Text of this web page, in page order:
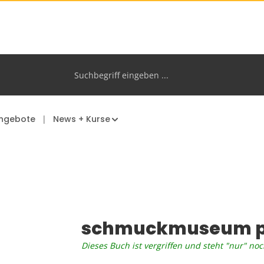
News + Kurse
schmuckmuseum
Dieses Buch ist vergriffen und steht "nur"